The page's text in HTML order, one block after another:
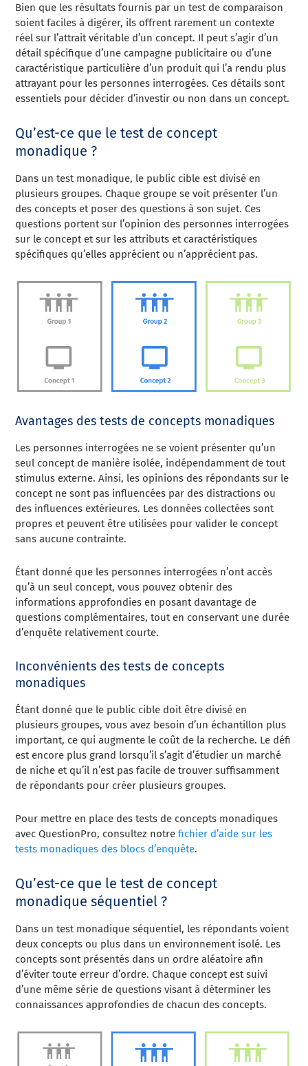
Bien que les résultats fournis par un test de comparaison
soient faciles à digérer, ils offrent rarement un contexte
réel sur l’attrait véritable d’un concept. Il peut s’agir d’un
détail spécifique d’une campagne publicitaire ou d’une
caractéristique particulière d’un produit qui l’a rendu plus
attrayant pour les personnes interrogées. Ces détails sont
essentiels pour décider d’investir ou non dans un concept.
Qu’est-ce que le test de concept
monadique ?
Dans un test monadique, le public cible est divisé en
plusieurs groupes. Chaque groupe se voit présenter l’un
des concepts et poser des questions à son sujet. Ces
questions portent sur l’opinion des personnes interrogées
sur le concept et sur les attributs et caractéristiques
spécifiques qu’elles apprécient ou n’apprécient pas.
Avantages des tests de concepts monadiques
Les personnes interrogées ne se voient présenter qu’un
seul concept de manière isolée, indépendamment de tout
stimulus externe. Ainsi, les opinions des répondants sur le
concept ne sont pas influencées par des distractions ou
des influences extérieures. Les données collectées sont
propres et peuvent être utilisées pour valider le concept
sans aucune contrainte.
Étant donné que les personnes interrogées n’ont accès
qu’à un seul concept, vous pouvez obtenir des
informations approfondies en posant davantage de
questions complémentaires, tout en conservant une durée
d’enquête relativement courte.
Inconvénients des tests de concepts
monadiques
Étant donné que le public cible doit être divisé en
plusieurs groupes, vous avez besoin d’un échantillon plus
important, ce qui augmente le coût de la recherche. Le défi
est encore plus grand lorsqu’il s’agit d’étudier un marché
de niche et qu’il n’est pas facile de trouver suffisamment
de répondants pour créer plusieurs groupes.
Pour mettre en place des tests de concepts monadiques
avec QuestionPro, consultez notrefichier d’aide sur les
tests monadiques des blocs d’enquête.
Qu’est-ce que le test de concept
monadique séquentiel ?
Dans un test monadique séquentiel, les répondants voient
deux concepts ou plus dans un environnement isolé. Les
concepts sont présentés dans un ordre aléatoire afin
d’éviter toute erreur d’ordre. Chaque concept est suivi
d’une même série de questions visant à déterminer les
connaissances approfondies de chacun des concepts.